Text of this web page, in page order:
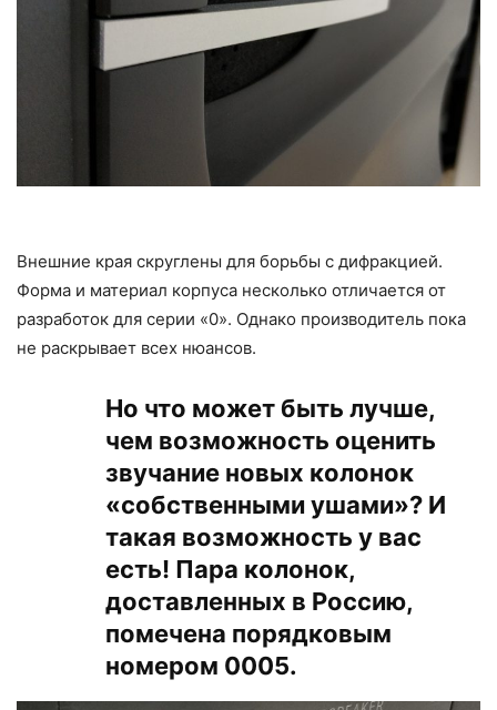
Внешние края скруглены для борьбы с дифракцией.
Форма и материал корпуса несколько отличается от
разработок для серии «0». Однако производитель пока
не раскрывает всех нюансов.
Но что может быть лучше,
чем возможность оценить
звучание новых колонок
«собственными ушами»? И
такая возможность у вас
есть! Пара колонок,
доставленных в Россию,
помечена порядковым
номером 0005.